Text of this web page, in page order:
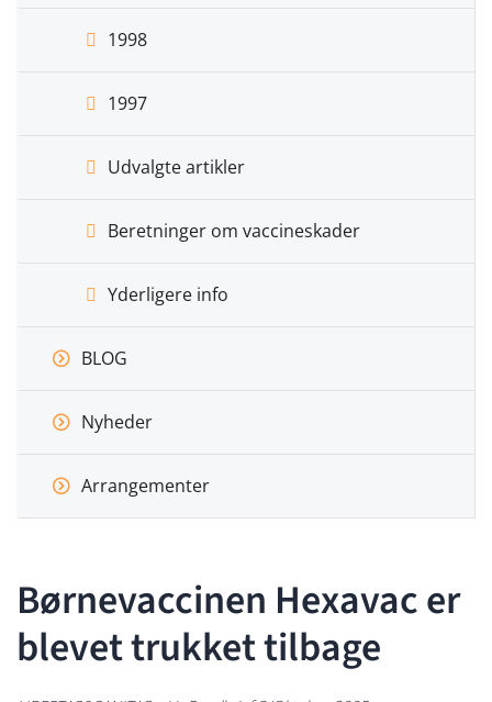
1998
1997
Udvalgte artikler
Beretninger om vaccineskader
Yderligere info
BLOG
Nyheder
Arrangementer
Børnevaccinen Hexavac er
blevet trukket tilbage